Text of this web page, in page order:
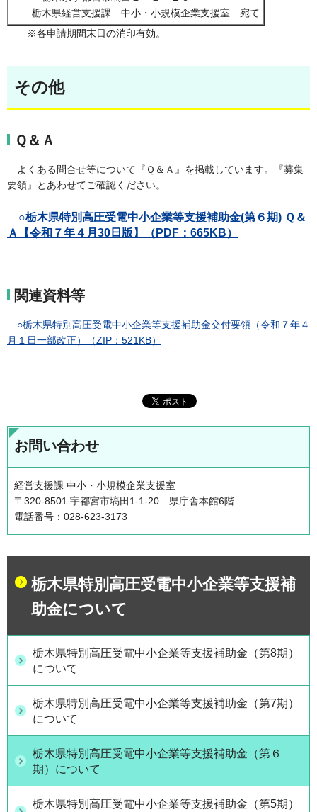
栃木県経営支援課 中小・小規模企業支援室 宛て
※各申請期間末日の消印有効。
その他
Ｑ＆Ａ
よくある問合せ等について『Ｑ＆Ａ』を掲載しています。『募集
要領』とあわせてご確認ください。
○栃木県特別高圧受電中小企業等支援補助金(第６期) Ｑ＆
Ａ【令和７年４月30日版】（PDF：665KB）
関連資料等
○栃木県特別高圧受電中小企業等支援補助金交付要領（令和７年４
月１日一部改正）（ZIP：521KB）
お問い合わせ
経営支援課 中小・小規模企業支援室
〒320-8501 宇都宮市塙田1-1-20 県庁舎本館6階
電話番号：028-623-3173
栃木県特別高圧受電中小企業等支援補
助金について
栃木県特別高圧受電中小企業等支援補助金（第8期）
について
栃木県特別高圧受電中小企業等支援補助金（第7期）
について
栃木県特別高圧受電中小企業等支援補助金（第６
期）について
栃木県特別高圧受電中小企業等支援補助金（第5期）